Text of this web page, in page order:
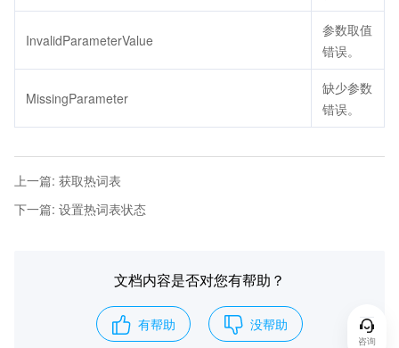
InvalidParameterValue
参数取值
错误。
MissingParameter
缺少参数
错误。
上一篇: 获取热词表
下一篇: 设置热词表状态
文档内容是否对您有帮助？
有帮助 没帮助
咨询